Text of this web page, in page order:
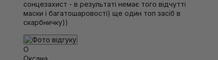
сонцезахист - в результаті немає того відчутті
маски і багатошаровості) ще один топ засіб в
скарбничку))
О
Оксана